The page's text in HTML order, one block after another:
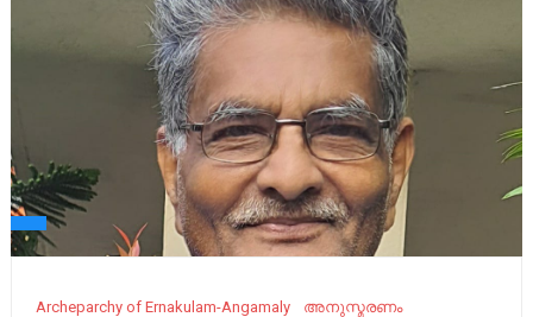
Archeparchy of Ernakulam-Angamaly
അനുസ്മരണം